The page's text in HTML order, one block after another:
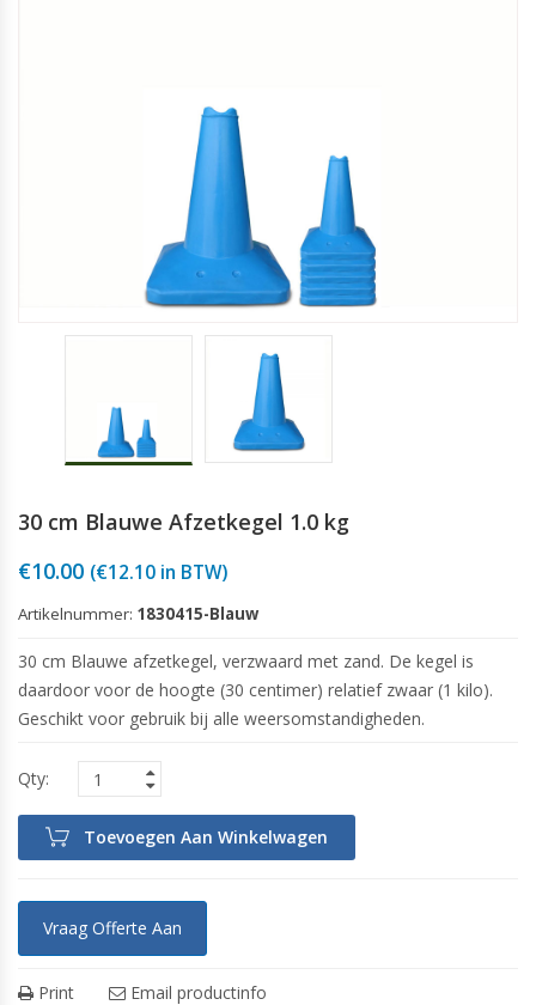
30 cm Blauwe Afzetkegel 1.0 kg
€10.00 (€12.10 in BTW)
Artikelnummer: 1830415-Blauw
30 cm Blauwe afzetkegel, verzwaard met zand. De kegel is
daardoor voor de hoogte (30 centimer) relatief zwaar (1 kilo).
Geschikt voor gebruik bij alle weersomstandigheden.
Toevoegen Aan Winkelwagen
Vraag Offerte Aan
Print Email productinfo